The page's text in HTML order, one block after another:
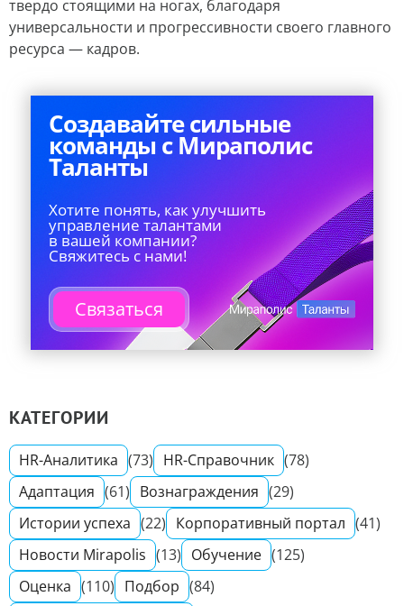
твердо стоящими на ногах, благодаря
универсальности и прогрессивности своего главного
ресурса — кадров.
Создавайте сильные
команды с Мираполис
Таланты
Хотите понять, как улучшить
управление талантами
в вашей компании?
Свяжитесь с нами!
Связаться
КАТЕГОРИИ
HR-Аналитика (73) HR-Справочник (78)
Адаптация (61) Вознаграждения (29)
Истории успеха (22) Корпоративный портал (41)
Новости Mirapolis (13) Обучение (125)
Оценка (110) Подбор (84)